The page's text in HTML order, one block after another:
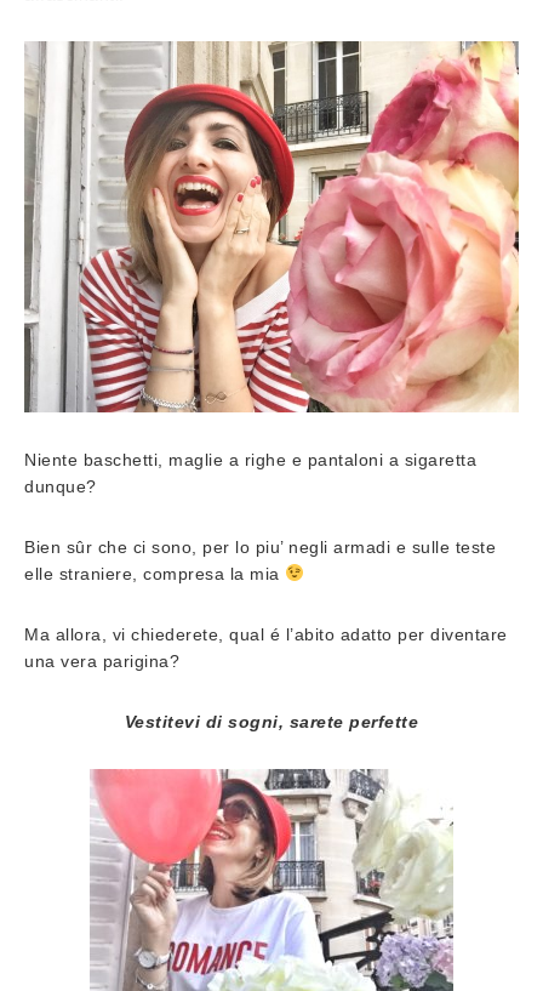
Niente baschetti, maglie a righe e pantaloni a sigaretta
dunque?
Bien sûr che ci sono, per lo piu’ negli armadi e sulle teste
elle straniere, compresa la mia
Ma allora, vi chiederete, qual é l’abito adatto per diventare
una vera parigina?
Vestitevi di sogni, sarete perfette